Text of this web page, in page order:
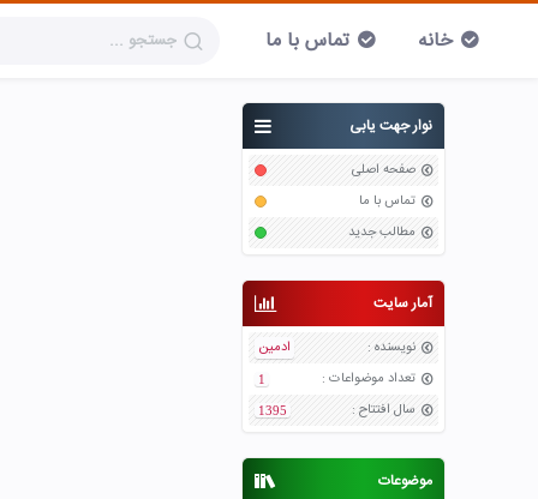
خانه تماس با ما
نوار جهت یابی
صفحه اصلی
تماس با ما
مطالب جدید
آمار سایت
نویسنده :
ادمین
تعداد موضواعات :
1
سال افتتاح :
1395
موضوعات